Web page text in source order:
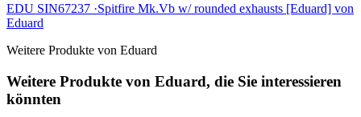
EDU SIN67237 ·Spitfire Mk.Vb w/ rounded exhausts [Eduard] von
Eduard
Weitere Produkte von Eduard
Weitere Produkte von Eduard, die Sie interessieren
könnten